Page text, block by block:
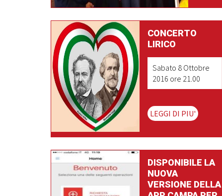
CONCERTO
LIRICO
Sabato 8 Ottobre
2016 ore 21.00
LEGGI DI PIU'
DISPONIBILE LA
NUOVA
VERSIONE DELLA